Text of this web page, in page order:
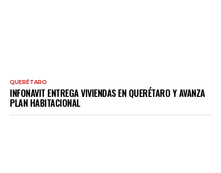
QUERÉTARO
INFONAVIT ENTREGA VIVIENDAS EN QUERÉTARO Y AVANZA
PLAN HABITACIONAL